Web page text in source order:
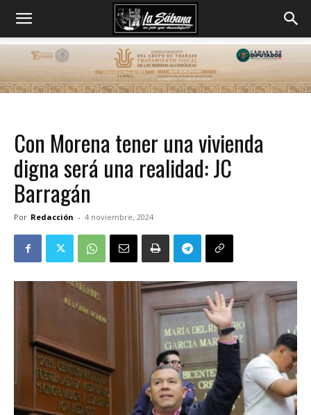
Con Morena tener una vivienda
digna será una realidad: JC
Barragán
Por Redacción - 4 noviembre, 2024